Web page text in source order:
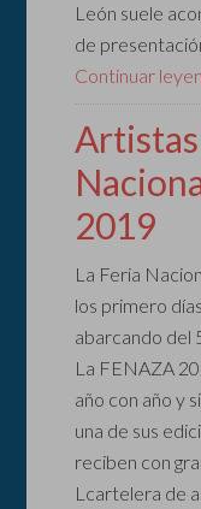
León suele
de
Continuar
2019
La Feria
los primero
abarcando del
La FENAZA
año con año y
una de sus
reciben con
Lcartelera de